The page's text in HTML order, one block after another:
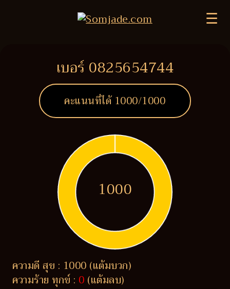
☰
เบอร์ 0825654744
คะแนนที่ได้ 1000/1000
1000
ความดี สุข : 1000 (แต้มบวก)
ความร้าย ทุกข์ : 0 (แต้มลบ)